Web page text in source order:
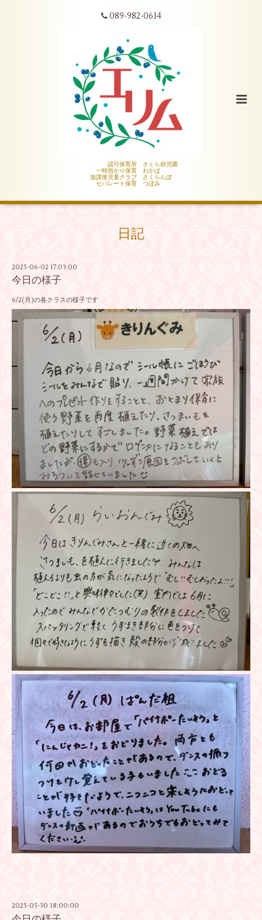
089-982-0614
認可保育所 さくら幼児園
一時預かり保育 わかば
放課後児童クラブ さくらんぼ
セパレート保育 つぼみ
日記
2025-06-02 17:03:00
今日の様子
6/2(月)の各クラスの様子です
2025-05-30 18:00:00